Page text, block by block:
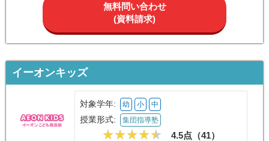
無料問い合わせ
(資料請求)
イーオンキッズ
対象学年: 幼 小 中
授業形式: 集団指導塾
4.5点（41）